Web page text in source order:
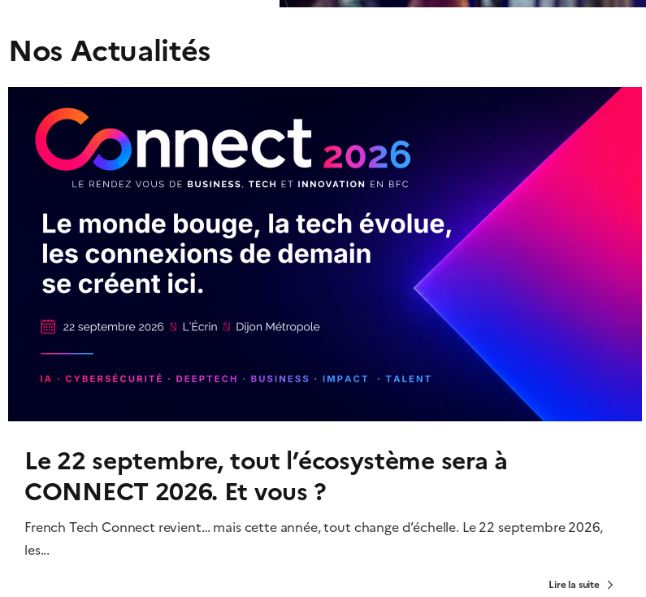
Nos Actualités
Le 22 septembre, tout l’écosystème sera à
CONNECT 2026. Et vous ?
French Tech Connect revient… mais cette année, tout change d’échelle. Le 22 septembre 2026,
les...
Lire la suite